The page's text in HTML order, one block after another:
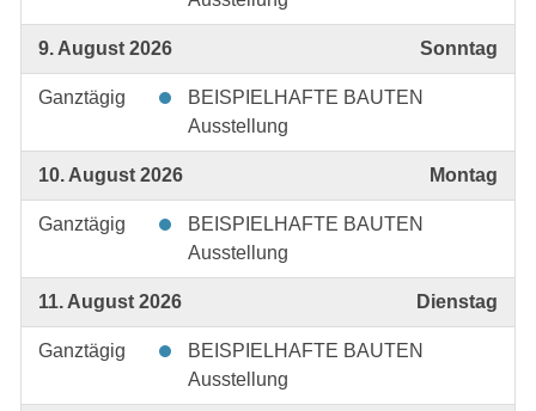
9. August 2026 Sonntag
Ganztägig
BEISPIELHAFTE BAUTEN
Ausstellung
10. August 2026 Montag
Ganztägig
BEISPIELHAFTE BAUTEN
Ausstellung
11. August 2026 Dienstag
Ganztägig
BEISPIELHAFTE BAUTEN
Ausstellung